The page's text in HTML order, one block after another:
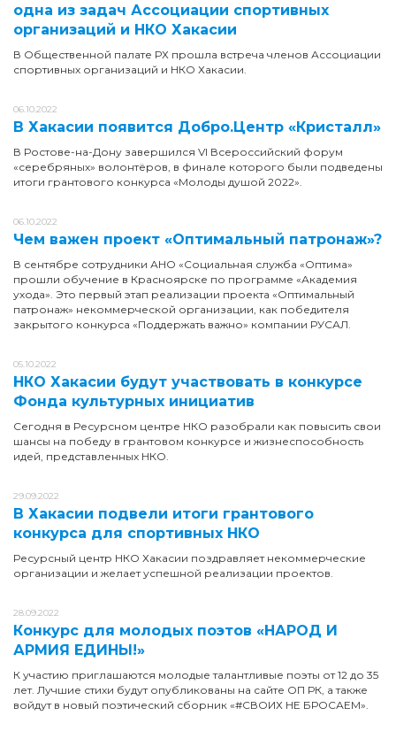
одна из задач Ассоциации спортивных
организаций и НКО Хакасии
В Общественной палате РХ прошла встреча членов Ассоциации
спортивных организаций и НКО Хакасии.
06.10.2022
В Хакасии появится Добро.Центр «Кристалл»
В Ростове-на-Дону завершился VI Всероссийский форум
«серебряных» волонтёров, в финале которого были подведены
итоги грантового конкурса «Молоды душой 2022».
06.10.2022
Чем важен проект «Оптимальный патронаж»?
В сентябре сотрудники АНО «Социальная служба «Оптима»
прошли обучение в Красноярске по программе «Академия
ухода». Это первый этап реализации проекта «Оптимальный
патронаж» некоммерческой организации, как победителя
закрытого конкурса «Поддержать важно» компании РУСАЛ.
05.10.2022
НКО Хакасии будут участвовать в конкурсе
Фонда культурных инициатив
Сегодня в Ресурсном центре НКО разобрали как повысить свои
шансы на победу в грантовом конкурсе и жизнеспособность
идей, представленных НКО.
29.09.2022
В Хакасии подвели итоги грантового
конкурса для спортивных НКО
Ресурсный центр НКО Хакасии поздравляет некоммерческие
организации и желает успешной реализации проектов.
28.09.2022
Конкурс для молодых поэтов «НАРОД И
АРМИЯ ЕДИНЫ!»
К участию приглашаются молодые талантливые поэты от 12 до 35
лет. Лучшие стихи будут опубликованы на сайте ОП РК , а также
войдут в новый поэтический сборник «#СВОИХ НЕ БРОСАЕМ».